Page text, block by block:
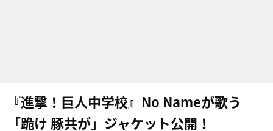
『進撃！巨人中学校』No Nameが歌う
「跪け 豚共が」ジャケット公開！